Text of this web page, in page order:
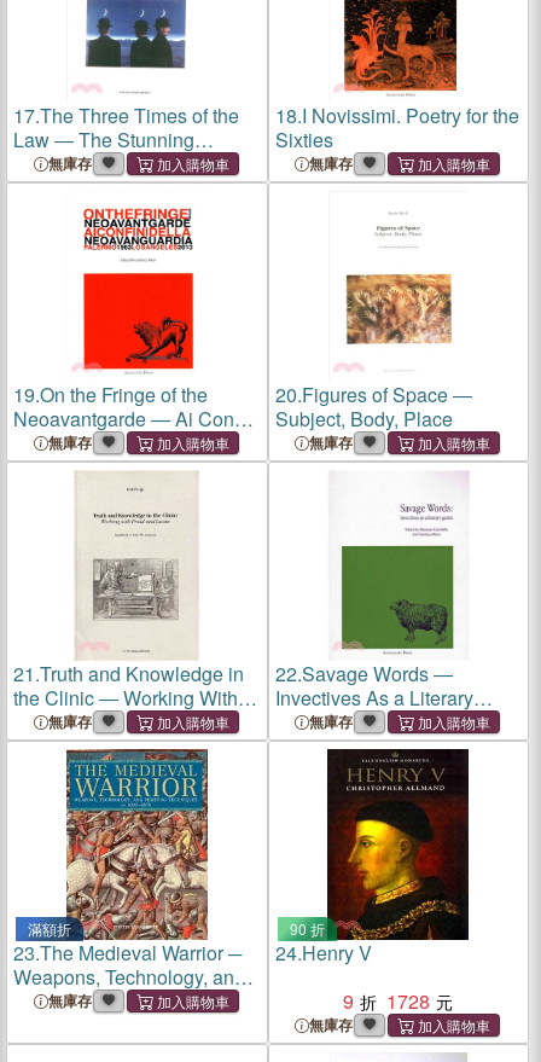
17.The Three Times of the
Law ― The Stunning
Commandment, the
Injunction of the Superego,
and Musical Invocation
無庫存
18.I Novissimi. Poetry for the
Sixties
無庫存
19.On the Fringe of the
Neoavantgarde ― Ai Confini
Della Neoavanguardia,
Palermo 1963 - Los Angeles
無庫存
20.Figures of Space ―
Subject, Body, Place
無庫存
21.Truth and Knowledge in
the Clinic ― Working With
Freud and Lacan
無庫存
22.Savage Words ―
Invectives As a Literary
Genre無庫存
滿額折
23.The Medieval Warrior ─
Weapons, Technology, and
Fighting Techniques, AD
無庫存
90 折
24.Henry V
9
1728
無庫存